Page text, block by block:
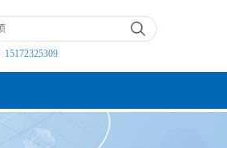
15172325309